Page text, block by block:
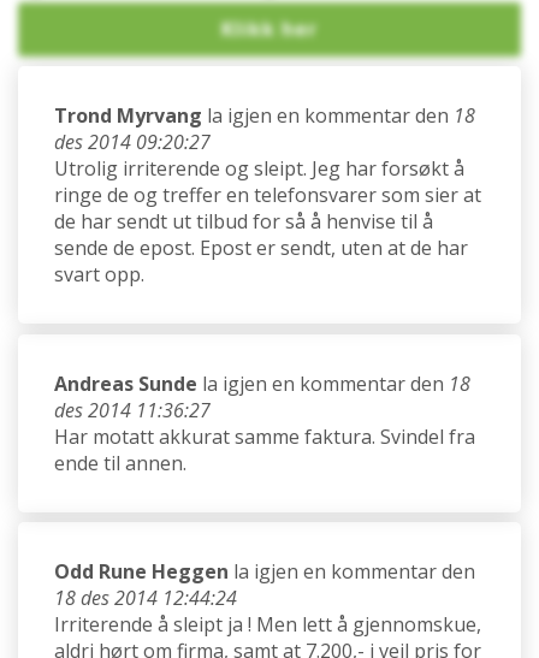
Trond Myrvang la igjen en kommentar den 18
des 2014 09:20:27
Utrolig irriterende og sleipt. Jeg har forsøkt å
ringe de og treffer en telefonsvarer som sier at
de har sendt ut tilbud for så å henvise til å
sende de epost. Epost er sendt, uten at de har
svart opp.
Andreas Sunde la igjen en kommentar den 18
des 2014 11:36:27
Har motatt akkurat samme faktura. Svindel fra
ende til annen.
Odd Rune Heggen la igjen en kommentar den
18 des 2014 12:44:24
Irriterende å sleipt ja ! Men lett å gjennomskue,
aldri hørt om firma, samt at 7.200,- i veil pris for